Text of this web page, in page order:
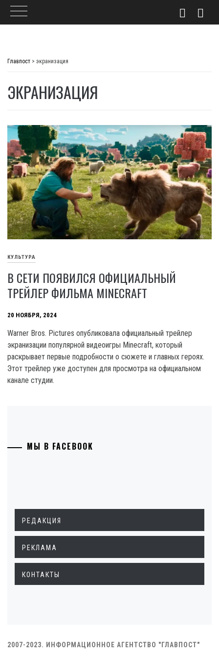
Главпост > экранизация
ЭКРАНИЗАЦИЯ
КУЛЬТУРА
В СЕТИ ПОЯВИЛСЯ ОФИЦИАЛЬНЫЙ
ТРЕЙЛЕР ФИЛЬМА MINECRAFT
20 НОЯБРЯ, 2024
Warner Bros. Pictures опубликовала официальный трейлер
экранизации популярной видеоигры Minecraft, который
раскрывает первые подробности о сюжете и главных героях.
Этот трейлер уже доступен для просмотра на официальном
канале студии.
МЫ В FACEBOOK
РЕДАКЦИЯ
РЕКЛАМА
КОНТАКТЫ
2007-2023. ИНФОРМАЦИОННОЕ АГЕНТСТВО "ГЛАВПОСТ"